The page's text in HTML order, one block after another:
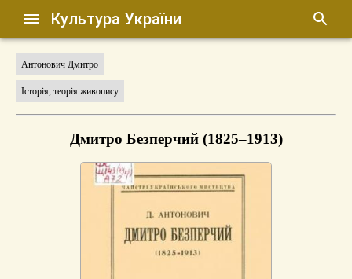
Культура України
Антонович Дмитро
Історія, теорія живопису
Дмитро Безперчий (1825–1913)